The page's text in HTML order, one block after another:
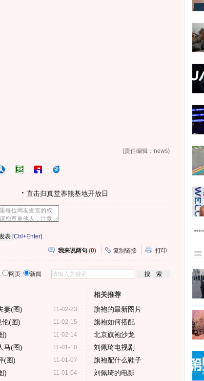
(责任编辑：news)
直击归真堂养熊基地开放日
[Ctrl+Enter]
我来说两句 (0) 复制链接 打印
网页 新闻
11-02-23
妻(图)
11-02-15
伦(图)
11-02-14
)
11-01-10
马(图)
11-01-07
(图)
11-01-04
)
相关推荐
旗袍的最新图片
旗袍如何搭配
北京旗袍沙龙
刘佩琦电视剧
旗袍配什么鞋子
刘佩琦的电影